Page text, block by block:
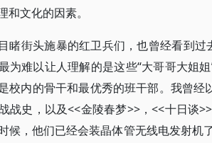
和文化的因素。
睹街头施暴的红卫兵们，也曾经看到
为难以让人理解的是这些“大哥哥大姐
校内的骨干和最优秀的班干部。我曾经
战史，以及<<金陵春梦>>，<<十日谈
候，他们已经会装晶体管无线电发射机